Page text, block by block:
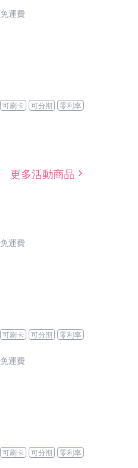
免運費
可刷卡 可分期 零利率
更多活動商品
免運費
可刷卡 可分期 零利率
免運費
可刷卡 可分期 零利率